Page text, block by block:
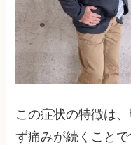
この症状の特徴は
ず痛みが続くこと